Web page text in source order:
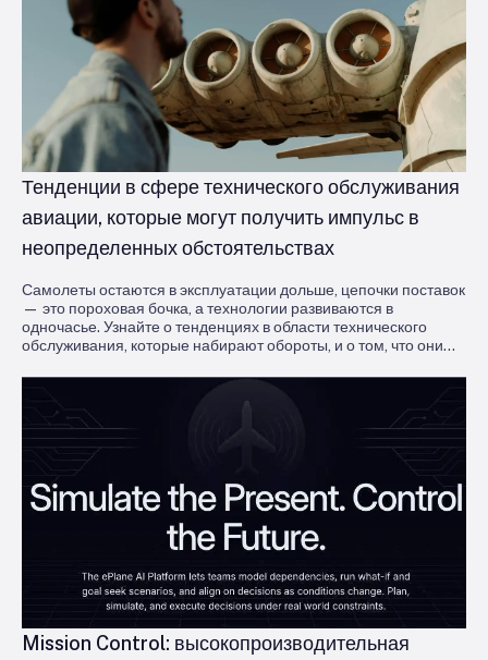
Тенденции в сфере технического обслуживания
авиации, которые могут получить импульс в
неопределенных обстоятельствах
Самолеты остаются в эксплуатации дольше, цепочки поставок
— это пороховая бочка, а технологии развиваются в
одночасье. Узнайте о тенденциях в области технического
обслуживания, которые набирают обороты, и о том, что они
получать прибыль.
Mission Control: высокопроизводительная